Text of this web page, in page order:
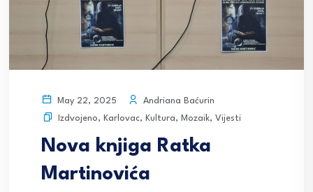
May 22, 2025
Andriana Baćurin
Izdvojeno, Karlovac, Kultura, Mozaik, Vijesti
Nova knjiga Ratka
Martinovića